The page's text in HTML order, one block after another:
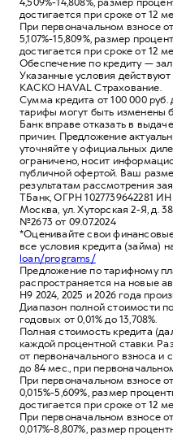
достигается при сроке от 12
При первоначальном взносе
5,107%-15,809%, размер
достигается при сроке от 12
Обеспечение по кредиту —
Указанные условия
КАСКО HAVAL Страхование.
Сумма кредита от 100 000 руб.
тарифы могут быть изменены
Банк вправе отказать в
причин. Предложение
уточняйте у официальных
ограничено, носит
публичной офертой. Ваш
результатам рассмотрения
ТБанк, ОГРН 1027739642281
Москва, ул. Хуторская 2-Я, д.
№2673 от 09.07.2024
*Оценивайте свои
все условия кредита (займа)
loan/programs/
Предложение по тарифному
распространяется на новые
Н9 2024, 2025 и 2026 года
Диапазон полной стоимости
годовых от 0,01% до 13,708%.
Полная стоимость кредита
каждой процентной ставки.
от первоначального взноса и
до 84 мес., при
При первоначальном взносе
0,015%-5,609%, размер
достигается при сроке от 12
При первоначальном взносе
0,017%-8,807%, размер